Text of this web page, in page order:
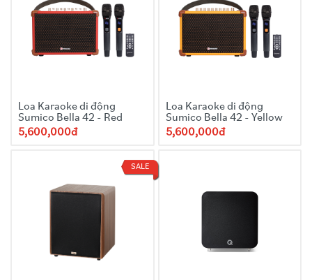
Loa Karaoke di động
Sumico Bella 42 - Red
5,600,000đ
Loa Karaoke di động
Sumico Bella 42 - Yellow
5,600,000đ
SALE